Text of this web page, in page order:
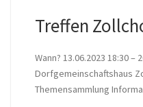
Treffen
Wann? 13.06.2023 18:30 –
Dorfgemeinschaftshaus
Themensammlung